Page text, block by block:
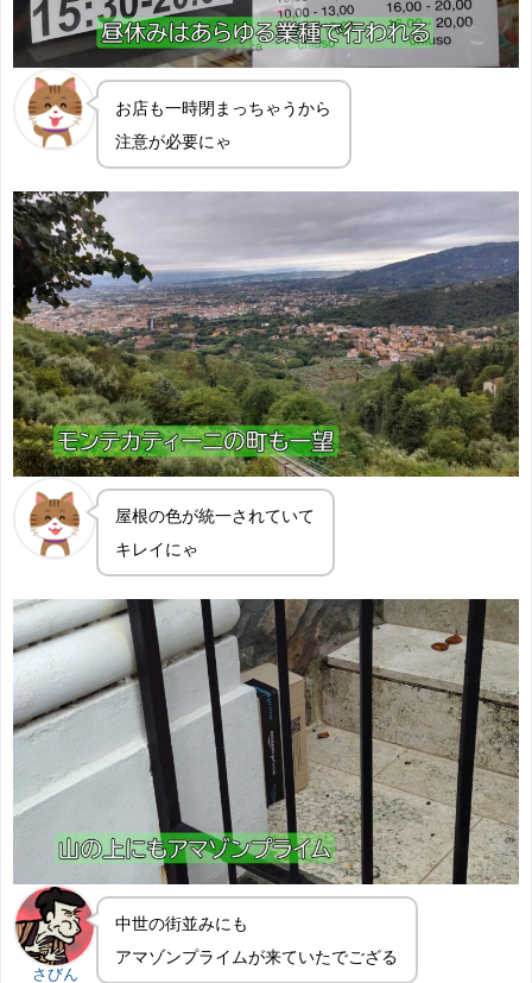
お店も一時閉まっちゃうから
注意が必要にゃ
屋根の色が統一されていて
キレイにゃ
さびん
中世の街並みにも
アマゾンプライムが来ていたでござる